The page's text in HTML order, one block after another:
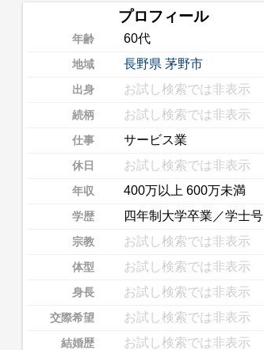
プロフィール
年齢 60代
地域 長野県 茅野市
出身 お試し検索では非表示
続柄 お試し検索では非表示
仕事 サービス業
休日 お試し検索では非表示
年収 400万以上 600万未満
学歴 四年制大学卒業／学士号
宗教 お試し検索では非表示
体型 お試し検索では非表示
身長 お試し検索では非表示
交際希望 お試し検索では非表示
結婚歴 お試し検索では非表示